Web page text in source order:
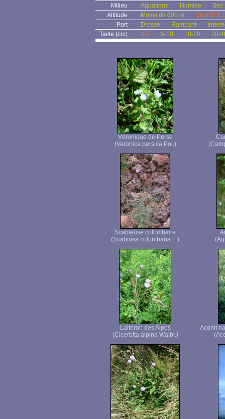
Milieu Aquatique Humide
Sec
Altitude
Moins de 600 m
De 600 à
Port
Dressé Rampant
Taille (cm)
0-5 5-10 10-20 20-
Véronique de Perse
(Veronica persica Poi.)
Scabieuse colombaire
(Scabiosa columbaria L.)
Laiteron des Alpes
(Cicerbita alpina Walbr.)
Aconit